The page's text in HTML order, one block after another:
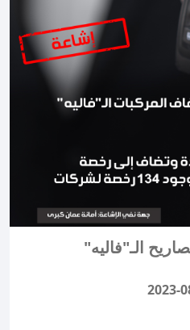
الـ"فاليه"
2023-